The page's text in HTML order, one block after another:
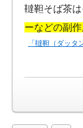
韃靼そば茶
ーなどの副作
「韃靼（ダッ